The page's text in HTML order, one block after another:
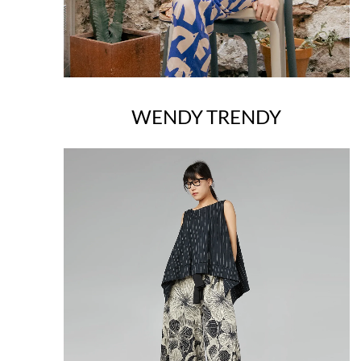
WENDY TRENDY